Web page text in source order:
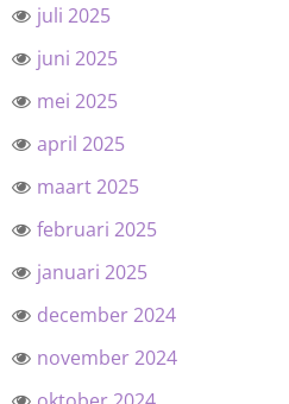
juli 2025
juni 2025
mei 2025
april 2025
maart 2025
februari 2025
januari 2025
december 2024
november 2024